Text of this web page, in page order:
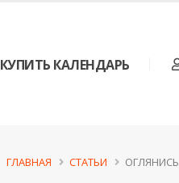
КУПИТЬ КАЛЕНДАРЬ
ГЛАВНАЯ СТАТЬИ